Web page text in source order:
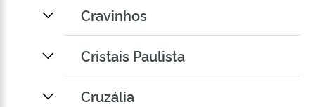
Cravinhos
Cristais Paulista
Cruzália